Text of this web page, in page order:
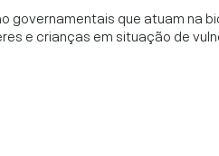
governamentais que atuam na
e crianças em situação de